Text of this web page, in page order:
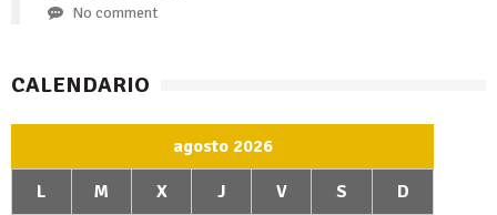
No comment
CALENDARIO
agosto 2026
L M X J V S D